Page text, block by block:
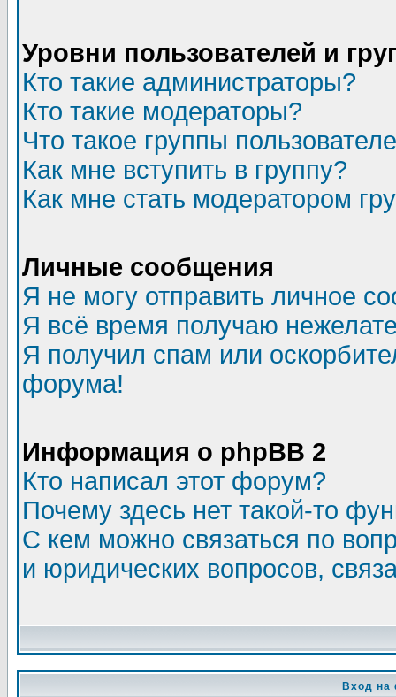
Уровни пользователей и
Кто такие администраторы?
Кто такие модераторы?
Что такое группы
Как мне вступить в группу?
Как мне стать модератором
Личные сообщения
Я не могу отправить личное
Я всё время получаю
Я получил спам или
форума!
Информация о phpBB 2
Кто написал этот форум?
Почему здесь нет такой-то
С кем можно связаться по
и юридических вопросов,
Вход на